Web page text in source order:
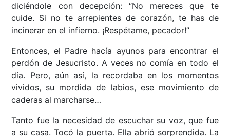
diciéndole con decepción: “No mereces que te
cuide. Si no te arrepientes de corazón, te has de
incinerar en el infierno. ¡Respétame, pecador!”
Entonces, el Padre hacía ayunos para encontrar el
perdón de Jesucristo. A veces no comía en todo el
día. Pero, aún así, la recordaba en los momentos
vividos, su mordida de labios, ese movimiento de
caderas al marcharse…
Tanto fue la necesidad de escuchar su voz, que fue
a su casa. Tocó la puerta. Ella abrió sorprendida. La